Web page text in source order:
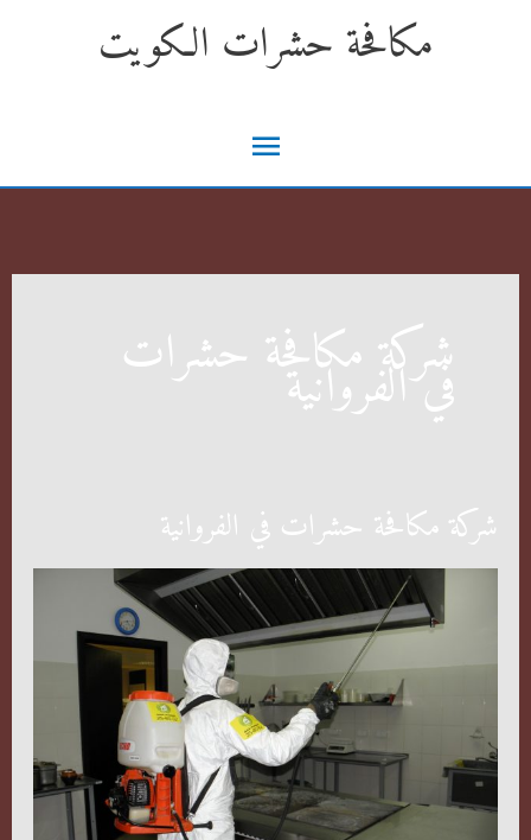
مكافحة حشرات الكويت
القائمة
الرئيسية
شركة مكافحة حشرات
في الفروانية
شركة مكافحة حشرات في الفروانية